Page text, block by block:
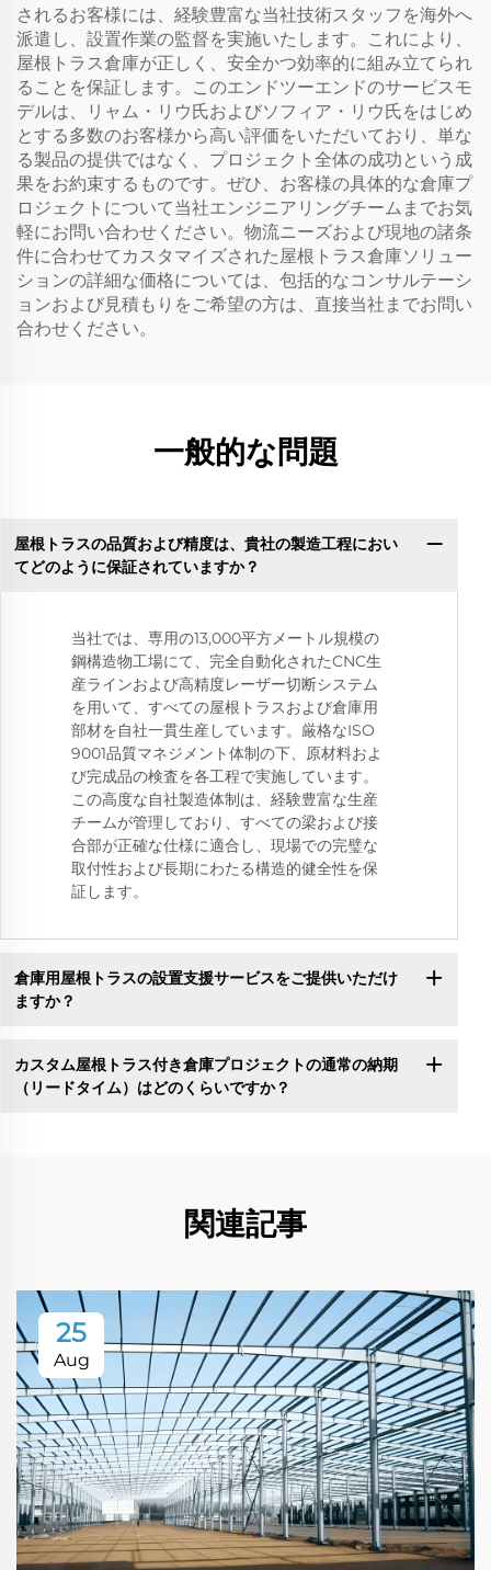
されるお客様には、経験豊富な当社技術スタッフを海外へ
派遣し、設置作業の監督を実施いたします。これにより、
屋根トラス倉庫が正しく、安全かつ効率的に組み立てられ
ることを保証します。このエンドツーエンドのサービスモ
デルは、リャム・リウ氏およびソフィア・リウ氏をはじめ
とする多数のお客様から高い評価をいただいており、単な
る製品の提供ではなく、プロジェクト全体の成功という成
果をお約束するものです。ぜひ、お客様の具体的な倉庫プ
ロジェクトについて当社エンジニアリングチームまでお気
軽にお問い合わせください。物流ニーズおよび現地の諸条
件に合わせてカスタマイズされた屋根トラス倉庫ソリュー
ションの詳細な価格については、包括的なコンサルテーシ
ョンおよび見積もりをご希望の方は、直接当社までお問い
合わせください。
一般的な問題
屋根トラスの品質および精度は、貴社の製造工程におい
てどのように保証されていますか？
当社では、専用の13,000平方メートル規模の
鋼構造物工場にて、完全自動化されたCNC生
産ラインおよび高精度レーザー切断システム
を用いて、すべての屋根トラスおよび倉庫用
部材を自社一貫生産しています。厳格なISO
9001品質マネジメント体制の下、原材料およ
び完成品の検査を各工程で実施しています。
この高度な自社製造体制は、経験豊富な生産
チームが管理しており、すべての梁および接
合部が正確な仕様に適合し、現場での完璧な
取付性および長期にわたる構造的健全性を保
証します。
倉庫用屋根トラスの設置支援サービスをご提供いただけ
ますか？
カスタム屋根トラス付き倉庫プロジェクトの通常の納期
（リードタイム）はどのくらいですか？
関連記事
25
Aug